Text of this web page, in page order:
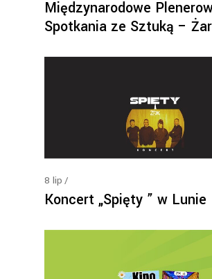
Międzynarodowe
Spotkania ze Sztuką –
8 lip
Koncert „Spięty ” w Lunie